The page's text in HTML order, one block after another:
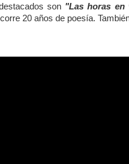
son "Las horas en
20 años de poesía.